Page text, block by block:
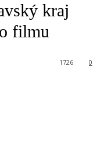
kraj
filmu
0
1726